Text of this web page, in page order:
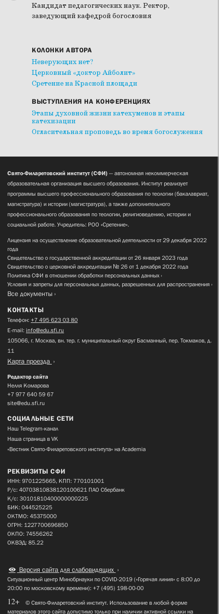
Кандидат педагогических наук. Ректор,
заведующий кафедрой богословия
КОЛОНКИ АВТОРА
Неверующих нет?
Церковный «доктор Айболит»
Сретение на Красной площади
ВЫСТУПЛЕНИЯ НА КОНФЕРЕНЦИЯХ
Этапы духовной жизни катехуменов и этапы
катехизации
Огласительная проповедь во время богослужения
Свято-Филаретовский институт (СФИ) — автономная некоммерческая
образовательная организация высшего образования. Институт реализует
программы высшего профессионального образования по теологии (бакалавриат,
магистратура) и истории (магистратура), а также дополнительного
профессионального образования по теологии, религиоведению, истории и
социальной работе. Учредитель: РОО «Сретение».
Лицензия на осуществление образовательной деятельности от 29 декабря 2022
года
Свидетельство о государственной аккредитации от 26 января 2023 года
Свидетельство о церковной аккредитации № 26 от 1 декабря 2022 года
Политика СФИ в отношении обработки персональных данных
Условия и запреты для персональных данных, разрешенных для распространения
Все документы
КОНТАКТЫ
Телефон: +7 495 623 03 80
E-mail: info@edu.sfi.ru
105066, г. Москва, вн. тер. г. муниципальный округ Басманный, пер. Токмаков, д.
11
Карта проезда
Редактор сайта
Нелля Комарова
+7 977 640 59 67
site@edu.sfi.ru
СОЦИАЛЬНЫЕ СЕТИ
Наш Telegram-канал
Наша страница в VK
«Вестник Свято-Филаретовского института» на Academia
РЕКВИЗИТЫ СФИ
ИНН: 9701225665, КПП: 770101001
Р/с: 40703810838120100621 ПАО Сбербанк
К/с: 30101810400000000225
БИК: 044525225
ОКТМО: 45375000
ОГРН: 1227700696850
ОКПО: 74556262
ОКВЭД: 85.22
Версия сайта для слабовидящих
Ситуационный центр Минобрнауки по COVID-2019 («Горячая линия» с 8:00 до
20:00 по московскому времени): +7 (495) 198-00-00
12+
© Свято-Филаретовский институт. Использование в любой форме
материалов этого сайта допустимо только при наличии активной ссылки на